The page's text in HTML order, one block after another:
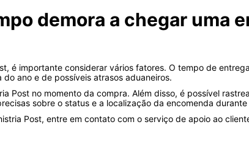
demora a chegar uma
é importante considerar vários fatores. O tempo de
ano e de possíveis atrasos aduaneiros.
Post no momento da compra. Além disso, é possível
sobre o status e a localização da encomenda
Post, entre em contato com o serviço de apoio ao